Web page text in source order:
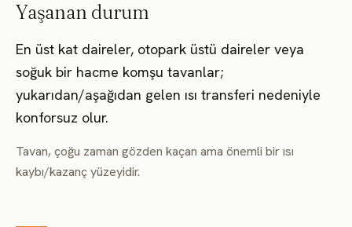
Yaşanan durum
En üst kat daireler, otopark üstü daireler veya
soğuk bir hacme komşu tavanlar;
yukarıdan/aşağıdan gelen ısı transferi nedeniyle
konforsuz olur.
Tavan, çoğu zaman gözden kaçan ama önemli bir ısı
kaybı/kazanç yüzeyidir.